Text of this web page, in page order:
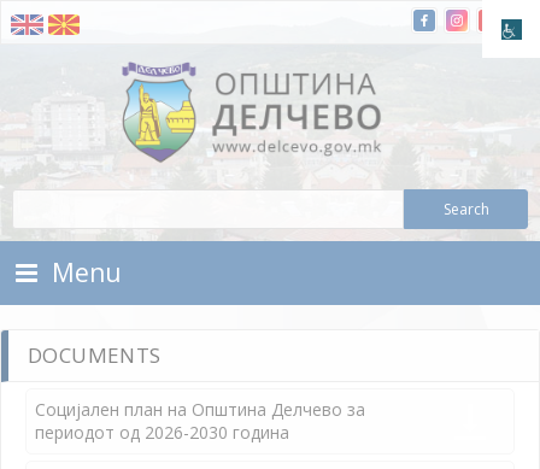
Skip To Content
Municipality of Delchevo
Menu
DOCUMENTS
Социјален план на Општина Делчево за
периодот од 2026-2030 година